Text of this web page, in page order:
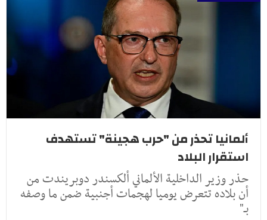
ألمانيا تحذر من "حرب هجينة" تستهدف
استقرار البلاد
حذر وزير الداخلية الألماني ألكسندر دوبريندت من
أن بلاده تتعرض يوميا لهجمات أجنبية ضمن ما وصفه
بـ"